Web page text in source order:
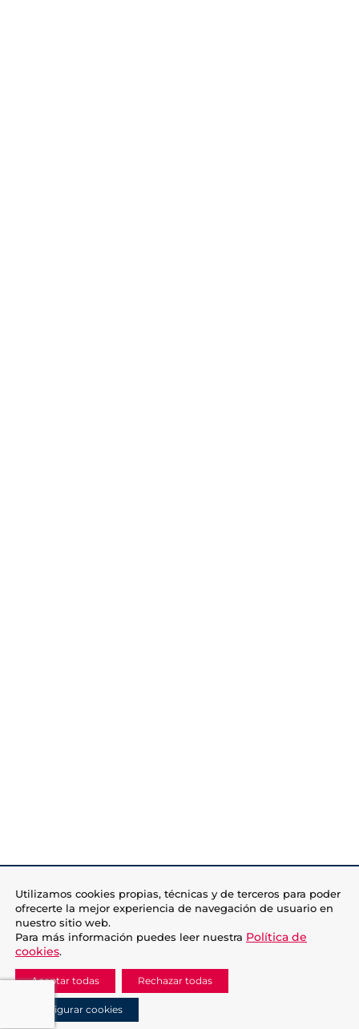
Utilizamos cookies propias, técnicas y de terceros para poder
ofrecerte la mejor experiencia de navegación de usuario en
nuestro sitio web.
Para más información puedes leer nuestra Política de
cookies.
Aceptar todas Rechazar todas
Configurar cookies